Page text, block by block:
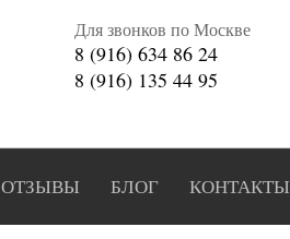
Для звонков по Москве
8 (916) 634 86 24
8 (916) 135 44 95
ОТЗЫВЫ БЛОГ КОНТАКТЫ